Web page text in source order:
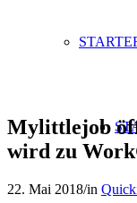
Mylittlejob
wird zu
22. Mai 2018/in